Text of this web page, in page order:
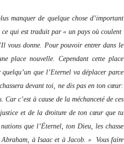
manquer de quelque chose d’important
ce qui est traduit par « un pays où coulent
vous donne. Pour pouvoir entrer dans le
place nouvelle. Cependant cette place
que l’Eternel va déplacer parce
devant toi, ne dis pas en ton cœur:
Car c’est à cause de la méchanceté de ces
et de la droiture de ton cœur que tu
que l’Éternel, ton Dieu, les chasse
à Isaac et à Jacob. » Vous faire